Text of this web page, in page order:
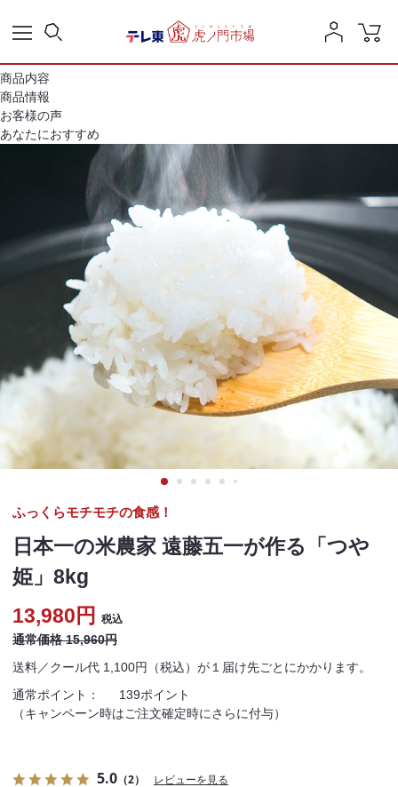
商品内容
商品情報
お客様の声
あなたにおすすめ
日本一の米農家 遠藤五一が作る「つや
姫」8kg
ふっくらモチモチの食感！
13,980円 税込
通常価格 15,960円
通常ポイント：
139ポイント
（キャンペーン時はご注文確定時にさらに付与）
送料／クール代 1,100円（税込）が１届け先ごとにかかります。
5.0 （2） レビューを見る